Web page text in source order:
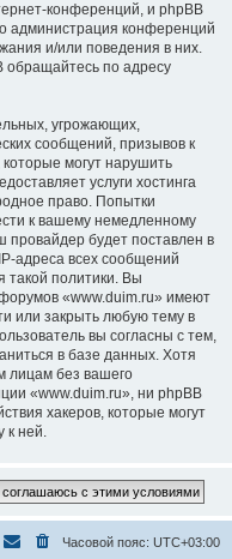
конференций, и phpBB
администрация конференций
и/или поведения в них.
по адресу
угрожающих,
сообщений, призывов к
могут нарушить
услуги хостинга
право. Попытки
к вашему немедленному
будет поставлен в
адреса всех сообщений
такой политики. Вы
«www.duim.ru» имеют
или закрыть любую тему в
вы согласны с тем,
в базе данных. Хотя
лицам без вашего
«www.duim.ru», ни phpBB
хакеров, которые могут
к ней.
Часовой пояс: UTC+03:00